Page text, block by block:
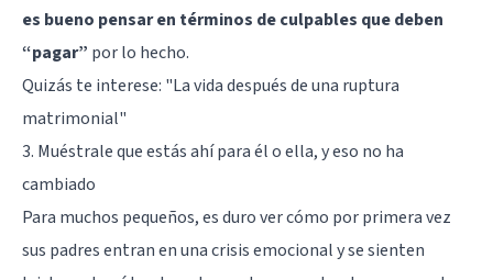
es bueno pensar en términos de culpables que deben
“pagar” por lo hecho.
Quizás te interese: "La vida después de una ruptura
matrimonial"
3. Muéstrale que estás ahí para él o ella, y eso no ha
cambiado
Para muchos pequeños, es duro ver cómo por primera vez
sus padres entran en una crisis emocional y se sienten